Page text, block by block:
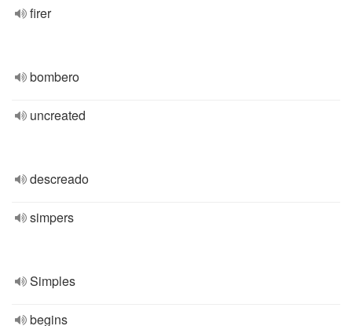
firer
bombero
uncreated
descreado
simpers
Simples
begins